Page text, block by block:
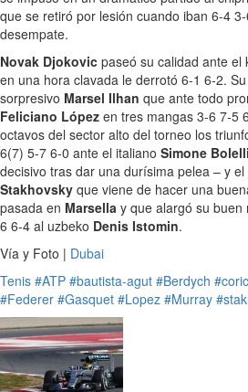
que se retiró por lesión cuando iban 6-4
desempate.
Novak Djokovic paseó su calidad ante el
en una hora clavada le derrotó 6-1 6-2.
sorpresivo Marsel Ilhan que ante todo
Feliciano López en tres mangas 3-6 7-5
octavos del sector alto del torneo los
6(7) 5-7 6-0 ante el italiano Simone Bolelli
decisivo tras dar una durísima pelea – y
Stakhovsky que viene de hacer una
pasada en Marsella y que alargó su
6 6-4 al uzbeko Denis Istomin.
Vía y Foto | Dubai
Tenis #ATP #bautista-agut #Berdych #coric
#Federer #Gasquet #Lopez #Murray